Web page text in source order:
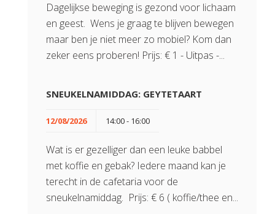
Dagelijkse beweging is gezond voor lichaam
en geest. Wens je graag te blijven bewegen
maar ben je niet meer zo mobiel? Kom dan
zeker eens proberen! Prijs: € 1 - Uitpas -...
SNEUKELNAMIDDAG: GEYTETAART
12/08/2026 14:00 - 16:00
Wat is er gezelliger dan een leuke babbel
met koffie en gebak? Iedere maand kan je
terecht in de cafetaria voor de
sneukelnamiddag. Prijs: € 6 ( koffie/thee en...